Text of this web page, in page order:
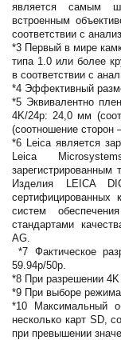
является самым
встроенным
соответствии с
*3 Первый в мире
типа 1.0 или более
в соответствии с
*4 Эффективный
*5 Эквивалентно
4K/24p: 24,0 мм
(соотношение сторон
*6 Leica является
Leica
Изделия LEICA
сертифицированных
систем
стандартами
AG.
*7 Фактическое
59.94p/50p.
*8 При разрешении
*9 При выборе
*10 Максимальный
несколько карт SD,
при превышении